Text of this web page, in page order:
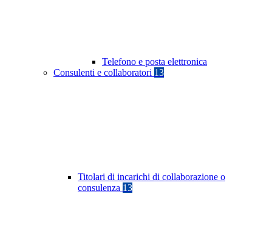
Telefono e posta elettronica
Consulenti e collaboratori 13
Titolari di incarichi di collaborazione o
consulenza 13